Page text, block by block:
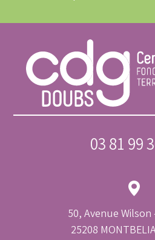
03 81 99
50, Avenue Wilson
25208